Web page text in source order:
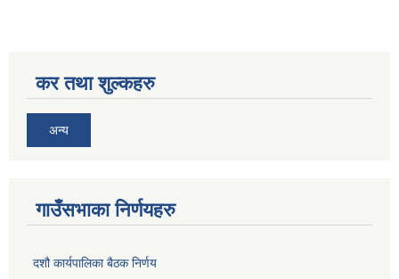
कर तथा शुल्कहरु
अन्य
गाउँसभाका निर्णयहरु
दशौ कार्यपालिका बैठक निर्णय